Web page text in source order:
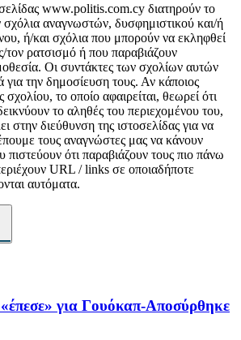
www.politis.com.cy διατηρούν το
σχόλια αναγνωστών, δυσφημιστικού και/ή
ή/και σχόλια που μπορούν να εκληφθεί
τον ρατσισμό ή που παραβιάζουν
Οι συντάκτες των σχολίων αυτών
για την δημοσίευση τους. Αν κάποιος
το οποίο αφαιρείται, θεωρεί ότι
το αληθές του περιεχομένου του,
στην διεύθυνση της ιστοσελίδας για να
τους αναγνώστες μας να κάνουν
ότι παραβιάζουν τους πιο πάνω
URL / links σε οποιαδήποτε
αυτόματα.
για Γουόκαπ-Αποσύρθηκε